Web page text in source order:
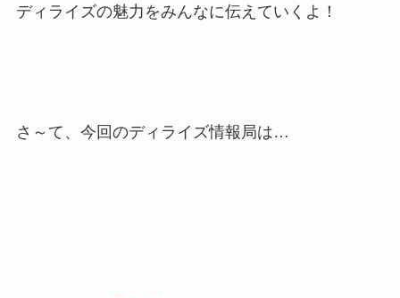
ディライズの魅力をみんなに伝えていくよ！
さ～て、今回のディライズ情報局は…